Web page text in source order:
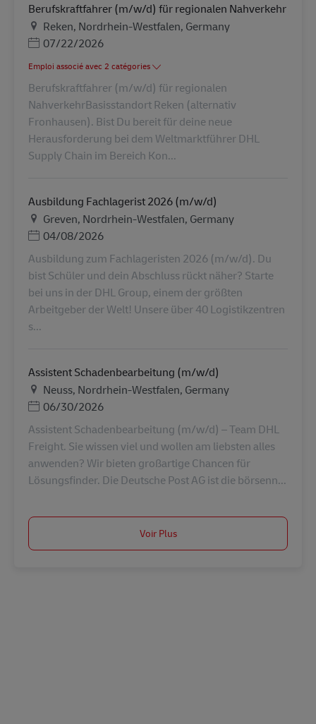
Berufskraftfahrer (m/w/d) für regionalen Nahverkehr
LieuReken, Nordrhein-Westfalen, Germany
Posted Date
07/22/2026
Emploi associé avec 2 catégories
Berufskraftfahrer (m/w/d) für regionalen
NahverkehrBasisstandort Reken (alternativ
Fronhausen). Bist Du bereit für deine neue
Herausforderung bei dem Weltmarktführer DHL
Supply Chain im Bereich Kon...
Ausbildung Fachlagerist 2026 (m/w/d)
LieuGreven, Nordrhein-Westfalen, Germany
Posted Date
04/08/2026
Ausbildung zum Fachlageristen 2026 (m/w/d). Du
bist Schüler und dein Abschluss rückt näher? Starte
bei uns in der DHL Group, einem der größten
Arbeitgeber der Welt! Unsere über 40 Logistikzentren
s...
Assistent Schadenbearbeitung (m/w/d)
LieuNeuss, Nordrhein-Westfalen, Germany
Posted Date
06/30/2026
Assistent Schadenbearbeitung (m/w/d) – Team DHL
Freight. Sie wissen viel und wollen am liebsten alles
anwenden? Wir bieten großartige Chancen für
Lösungsfinder. Die Deutsche Post AG ist die börsenn...
Voir Plus